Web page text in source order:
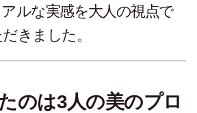
ルな実感を大人の視点で
きました。
のは3人の美のプロ